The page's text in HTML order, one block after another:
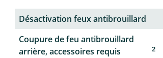
Désactivation feux antibrouillard
Coupure de feu antibrouillard
arrière, accessoires requis
2